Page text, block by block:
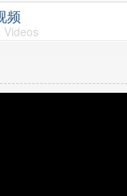
频
Videos